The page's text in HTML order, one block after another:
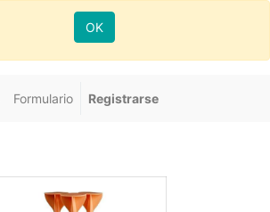
OK
Formulario Registrarse